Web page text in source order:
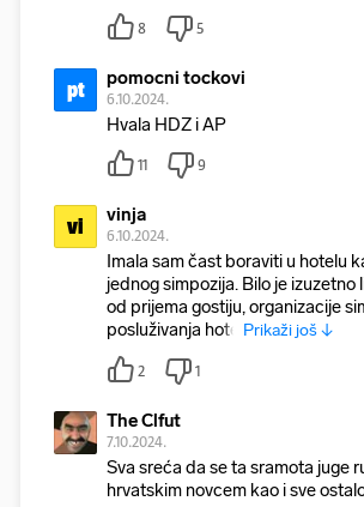
8 5
pt pomocni tockovi
6.10.2024.
Hvala HDZ i AP
11 9
vi vinja
6.10.2024.
Imala sam čast boraviti u hotelu
jednog simpozija. Bilo je izuzetno
od prijema gostiju, organizacije
posluživanja hote Prikaži još ↓
2 1
The Clfut
7.10.2024.
Sva sreća da se ta sramota juge
hrvatskim nоvcem kao i sve